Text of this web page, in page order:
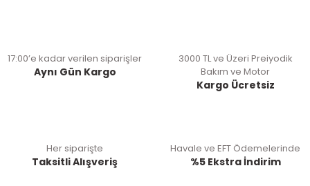
17:00’e kadar verilen siparişler
Aynı Gün Kargo
3000 TL ve Üzeri Preiyodik
Bakım ve Motor
Kargo Ücretsiz
Her siparişte
Taksitli Alışveriş
Havale ve EFT Ödemelerinde
%5 Ekstra İndirim